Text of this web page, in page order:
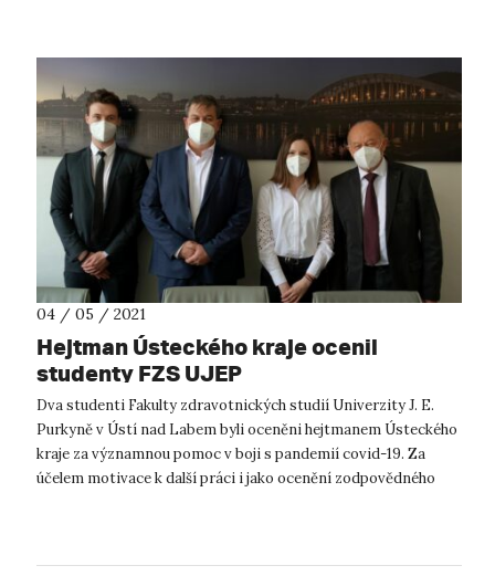
04 / 05 / 2021
Hejtman Ústeckého kraje ocenil
studenty FZS UJEP
Dva studenti Fakulty zdravotnických studií Univerzity J. E.
Purkyně v Ústí nad Labem byli oceněni hejtmanem Ústeckého
kraje za významnou pomoc v boji s pandemií covid-19. Za
účelem motivace k další práci i jako ocenění zodpovědného